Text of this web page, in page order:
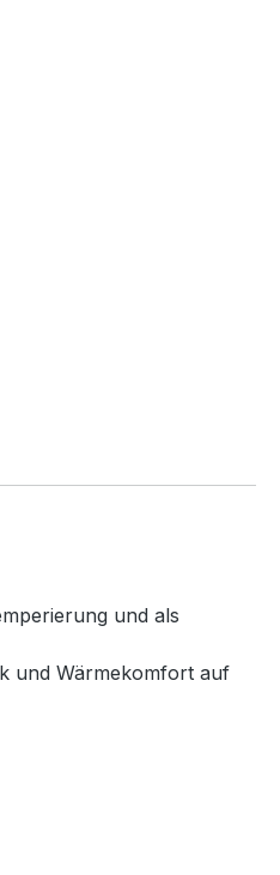
und als
und Wärmekomfort auf